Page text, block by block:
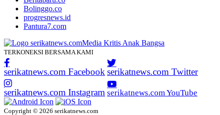
Bolinggo.co
progresnews.id
Pantura7.com
TERKONEKSI BERSAMA KAMI
serikatnews.com Facebook serikatnews.com Twitter
serikatnews.com Instagram serikatnews.com YouTube
Copyright © 2026 serikatnews.com